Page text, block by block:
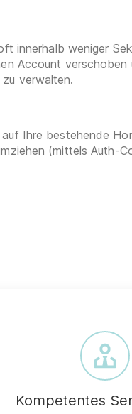
innerhalb weniger
Account verschoben
verwalten.
Ihre bestehende
(mittels Auth-
Kompetentes